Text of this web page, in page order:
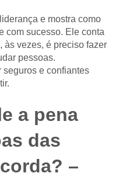
e mostra como
com sucesso. Ele conta
às vezes, é preciso fazer
pessoas.
seguros e confiantes
a pena
das
–